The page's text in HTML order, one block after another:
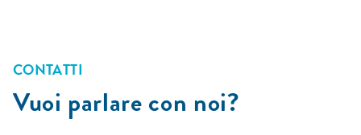
CONTATTI
Vuoi parlare con noi?